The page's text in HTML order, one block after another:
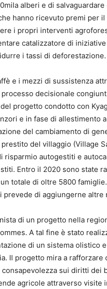
alberi e di
hanno ricevuto premi per
i propri interventi
catalizzatore di
i tassi di deforestazione.
e i mezzi di sussistenza
decisionale
progetto condotto con
e in fase di allestimento
del cambiamento di
del villaggio (Village
risparmio autogestiti e
Entro il 2020 sono state
totale di oltre 5800
prevede di aggiungerne altre
di un progetto nella
A tal fine è stato
di un sistema olistico
Il progetto mira a
sui diritti dei
agricole attraverso visite